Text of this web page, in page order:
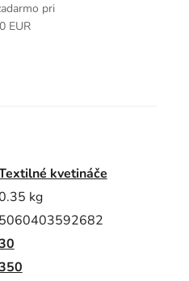
pri
EUR
kvetináče
kg
5060403592682